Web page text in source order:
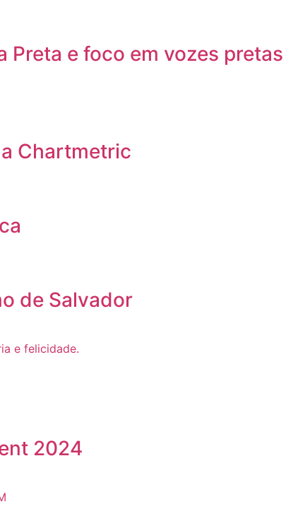
e foco em vozes pretas
Chartmetric
de Salvador
2024